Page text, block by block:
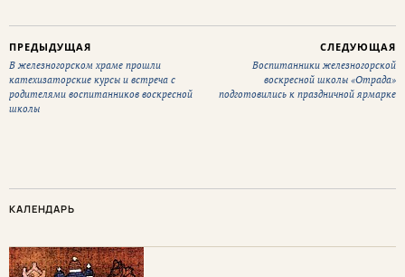
ПРЕДЫДУЩАЯ
В железногорском храме прошли
катехизаторские курсы и встреча с
родителями воспитанников воскресной
школы
СЛЕДУЮЩАЯ
Воспитанники железногорской
воскресной школы «Отрада»
подготовились к праздничной ярмарке
КАЛЕНДАРЬ